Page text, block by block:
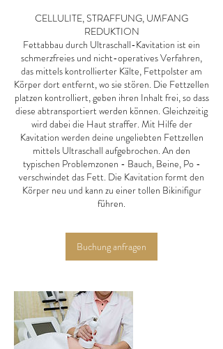
CELLULITE, STRAFFUNG, UMFANG
REDUKTION
Fettabbau durch Ultraschall-Kavitation ist ein
schmerzfreies und nicht-operatives Verfahren,
das mittels kontrollierter Kälte, Fettpolster am
Körper dort entfernt, wo sie stören. Die Fettzellen
platzen kontrolliert, geben ihren Inhalt frei, so dass
diese abtransportiert werden können. Gleichzeitig
wird dabei die Haut straffer. Mit Hilfe der
Kavitation werden deine ungeliebten Fettzellen
mittels Ultraschall aufgebrochen. An den
typischen Problemzonen - Bauch, Beine, Po -
verschwindet das Fett. Die Kavitation formt den
Körper neu und kann zu einer tollen Bikinifigur
führen.
Buchung anfragen